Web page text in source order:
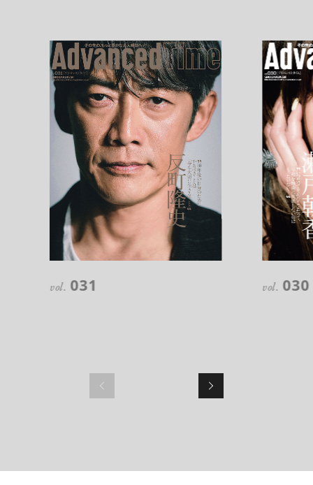
記憶に残る特別な体験をオーダーメ
イド！京都で話題のラグジュアリー人
力車
【フィリップス オークション】映画界
の巨匠のアイデアから生まれた時計
が17億円で落札！！
俳優
vol. 031 vol. 030